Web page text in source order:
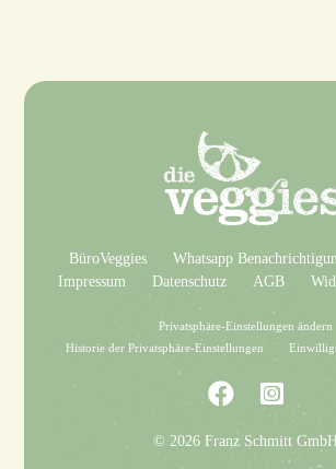
BüroVeggies Whatsapp
Impressum
Datenschutz AGB
Privatsphäre-Einstellungen ändern
Historie der Privatsphäre-Einstellungen
© 2026 Franz Schmitt